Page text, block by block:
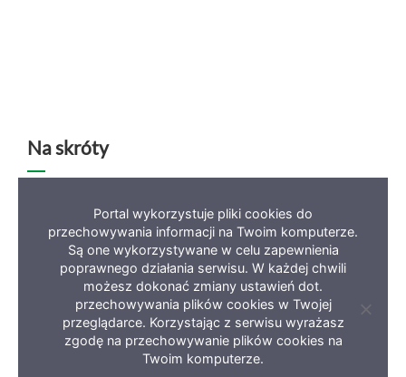
Na skróty
Deklaracja dostępności Mapa serwisu BIP
Polityka prywatności
Copyright 2023 Miasto Zielona Góra
Portal wykorzystuje pliki cookies do
przechowywania informacji na Twoim komputerze.
Są one wykorzystywane w celu zapewnienia
poprawnego działania serwisu. W każdej chwili
możesz dokonać zmiany ustawień dot.
przechowywania plików cookies w Twojej
przeglądarce. Korzystając z serwisu wyrażasz
zgodę na przechowywanie plików cookies na
Twoim komputerze.